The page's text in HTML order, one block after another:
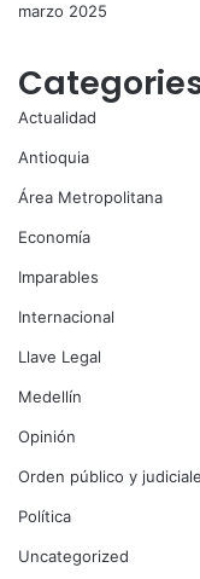
marzo 2025
Actualidad
Antioquia
Área Metropolitana
Economía
Imparables
Internacional
Llave Legal
Medellín
Opinión
Orden público y
Política
Uncategorized